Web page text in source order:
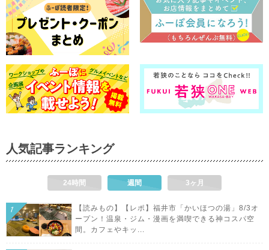
人気記事ランキング
24時間 週間 3ヶ月
【読みもの】【レポ】福井市「かいほつの湯」8/3オ
ープン！温泉・ジム・漫画を満喫できる神コスパ空
間。カフェやキッ...